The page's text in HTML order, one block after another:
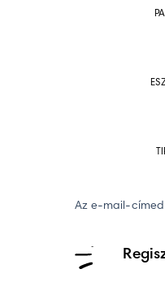
Az e-mail-címed